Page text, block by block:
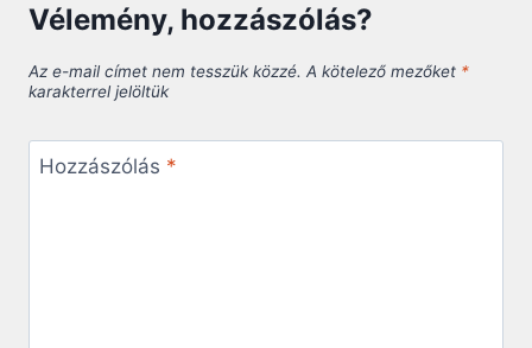
Vélemény, hozzászólás?
Az e-mail címet nem tesszük közzé. A kötelező mezőket *
karakterrel jelöltük
Hozzászólás *